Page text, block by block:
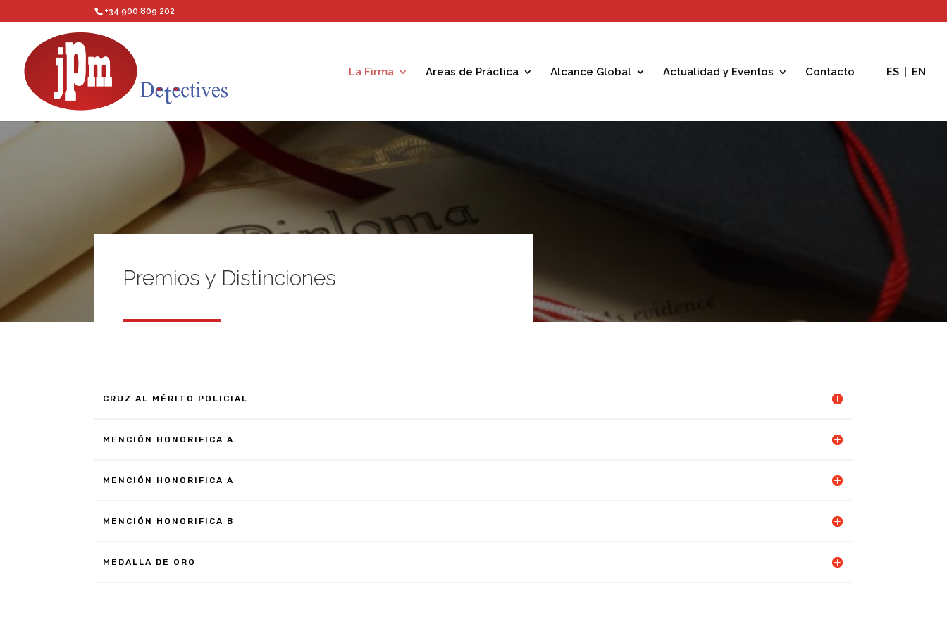
+34 900 809 202
La Firma Areas de Práctica Alcance Global Actualidad y Eventos Contacto ES EN
Premios y Distinciones
CRUZ AL MÉRITO POLICIAL
MENCIÓN HONORIFICA A
MENCIÓN HONORIFICA A
MENCIÓN HONORIFICA B
MEDALLA DE ORO